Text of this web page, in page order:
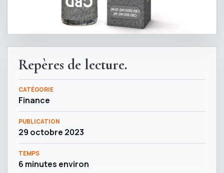
Repères de lecture.
CATÉGORIE
Finance
PUBLICATION
29 octobre 2023
TEMPS
6 minutes environ